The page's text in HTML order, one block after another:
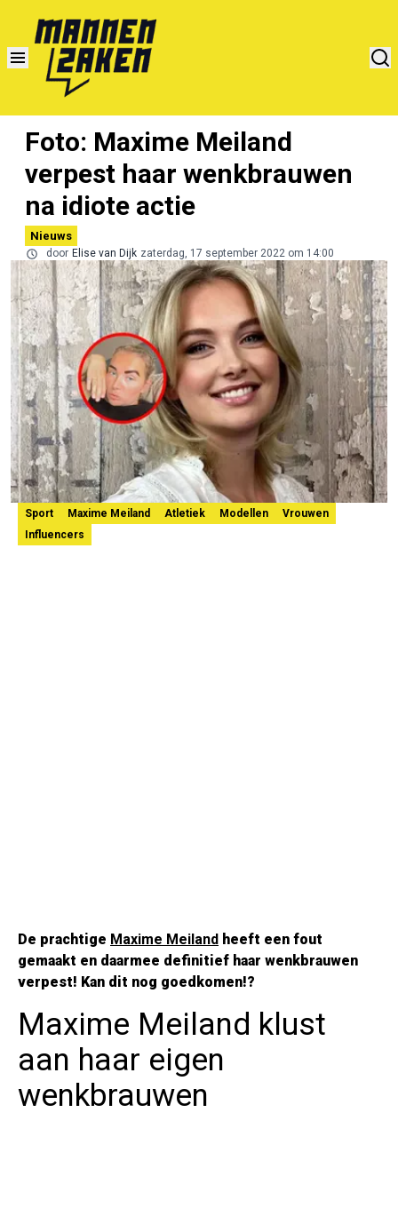
Foto: Maxime Meiland
verpest haar wenkbrauwen
na idiote actie
Nieuws
door Elise van Dijk zaterdag, 17 september 2022 om 14:00
Sport Maxime Meiland Atletiek Modellen
Vrouwen
Influencers
De prachtige Maxime Meiland heeft een fout
gemaakt en daarmee definitief haar wenkbrauwen
verpest! Kan dit nog goedkomen!?
Maxime Meiland klust
aan haar eigen
wenkbrauwen